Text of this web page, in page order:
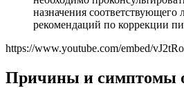
назначения соответствующего
рекомендаций по коррекции
https://www.youtube.com/embed/
Причины и симптомы